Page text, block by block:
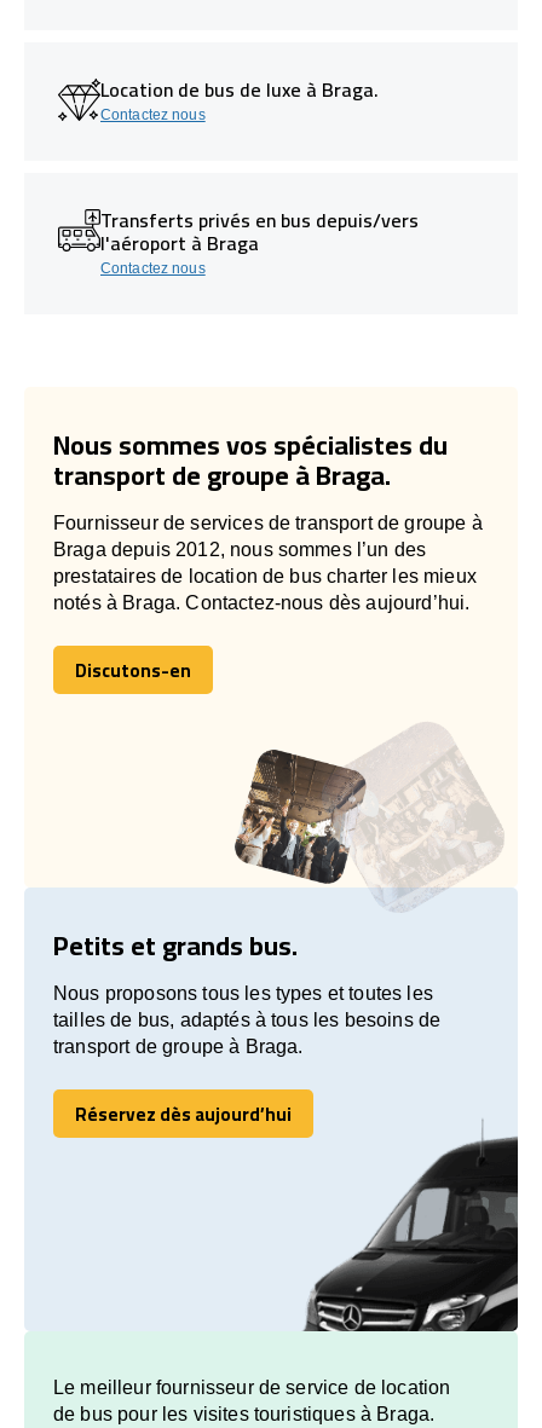
Location de bus de luxe à Braga.
Contactez nous
Transferts privés en bus depuis/vers
l'aéroport à Braga
Contactez nous
Nous sommes vos spécialistes du
transport de groupe à Braga.
Fournisseur de services de transport de groupe à
Braga depuis 2012, nous sommes l’un des
prestataires de location de bus charter les mieux
notés à Braga. Contactez-nous dès aujourd’hui.
Discutons-en
Discutons-en
Petits et grands bus.
Nous proposons tous les types et toutes les
tailles de bus, adaptés à tous les besoins de
transport de groupe à Braga.
Réservez dès aujourd’hui
Réservez dès aujourd’hui
Le meilleur fournisseur de service de location
de bus pour les visites touristiques à Braga.